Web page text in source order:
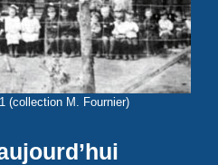
(collection M. Fournier)